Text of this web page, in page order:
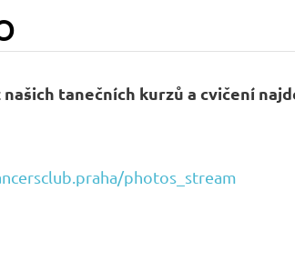
tanečních kurzů a cvičení
photos_stream